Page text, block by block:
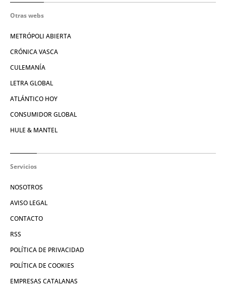
Otras webs
METRÓPOLI ABIERTA
CRÓNICA VASCA
CULEMANÍA
LETRA GLOBAL
ATLÁNTICO HOY
CONSUMIDOR GLOBAL
HULE & MANTEL
Servicios
NOSOTROS
AVISO LEGAL
CONTACTO
RSS
POLÍTICA DE PRIVACIDAD
POLÍTICA DE COOKIES
EMPRESAS CATALANAS